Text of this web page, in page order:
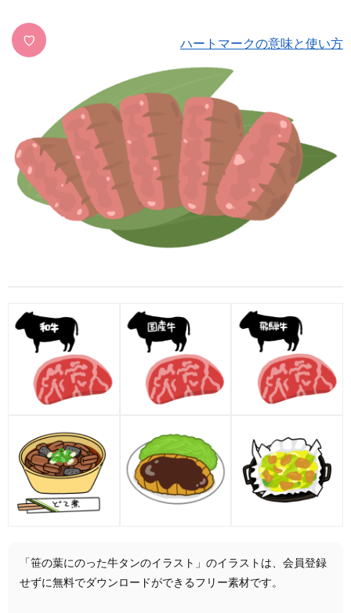
♡ ハートマークの意味と使い方
「笹の葉にのった牛タンのイラスト」のイラストは、会員登録
せずに無料でダウンロードができるフリー素材です。